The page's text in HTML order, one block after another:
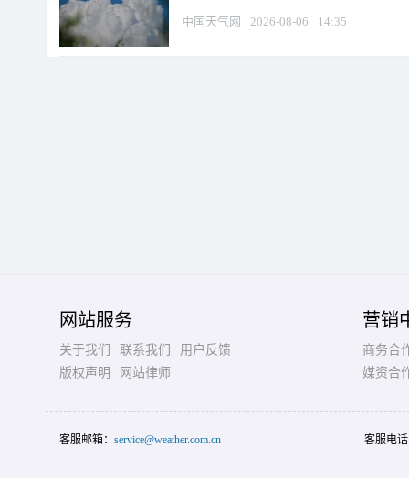
中国天气网 2026-08-06 14:35
网站服务
关于我们 联系我们
用户反馈
版权声明
网站律师
营销
商务合
媒资合
客服邮箱： service@weather.com.cn 客服电